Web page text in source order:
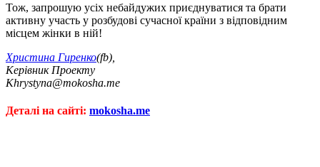
Тож, запрошую усіх небайдужих приєднуватися та брати
активну участь у розбудові сучасної країни з відповідним
місцем жінки в ній!
Христина Гиренко(fb),
Керівник Проекту
Khrystyna@mokosha.me
Деталі на сайті: mokosha.me